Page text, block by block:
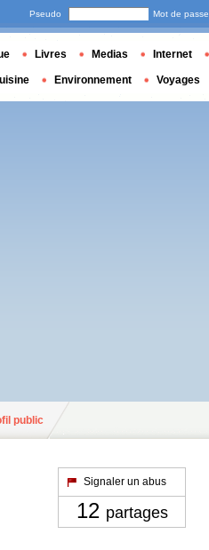
public
Signaler un abus
12 partages
Pseudo Mot de passe
Livres Medias Internet
Environnement Voyages